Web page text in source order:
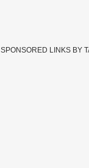
SPONSORED LINKS BY